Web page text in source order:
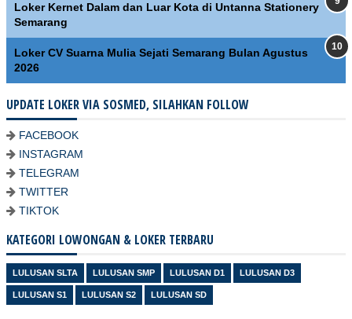
Loker Kernet Dalam dan Luar Kota di Untanna Stationery
Semarang
Loker CV Suarna Mulia Sejati Semarang Bulan Agustus
2026
UPDATE LOKER VIA SOSMED, SILAHKAN FOLLOW
FACEBOOK
INSTAGRAM
TELEGRAM
TWITTER
TIKTOK
KATEGORI LOWONGAN & LOKER TERBARU
LULUSAN SLTA LULUSAN SMP LULUSAN D1 LULUSAN D3
LULUSAN S1 LULUSAN S2 LULUSAN SD